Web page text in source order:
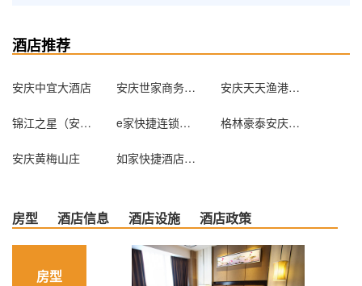
酒店推荐
安庆中宜大酒店 安庆世家商务酒店 安庆天天渔港酒店
锦江之星（安庆人民路店） e家快捷连锁酒店（安庆华中西路店） 格林豪泰安庆孝肃路贝壳酒店
安庆黄梅山庄 如家快捷酒店（安庆孝肃路北正街店）
房型 酒店信息 酒店设施 酒店政策
房型